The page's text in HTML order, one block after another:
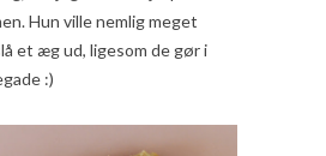
Hun ville nemlig meget
et æg ud, ligesom de gør i
:)